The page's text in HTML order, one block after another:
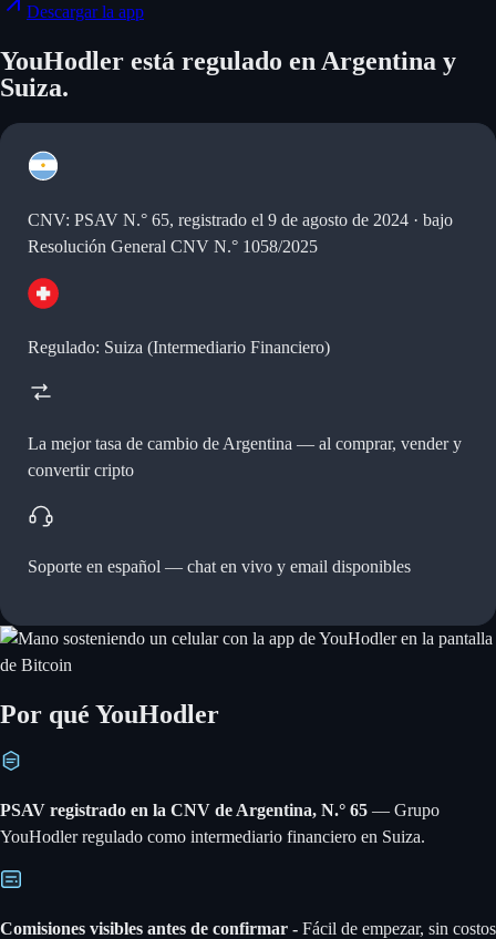
Descargar la app
YouHodler está regulado en Argentina y
Suiza.
CNV: PSAV N.° 65, registrado el 9 de agosto de 2024 · bajo
Resolución General CNV N.° 1058/2025
Regulado: Suiza (Intermediario Financiero)
La mejor tasa de cambio de Argentina — al comprar, vender y
convertir cripto
Soporte en español — chat en vivo y email disponibles
Por qué YouHodler
PSAV registrado en la CNV de Argentina, N.° 65 — Grupo
YouHodler regulado como intermediario financiero en Suiza.
Comisiones visibles antes de confirmar - Fácil de empezar, sin costos